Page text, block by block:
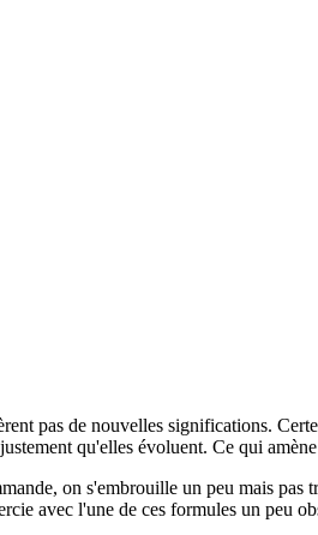
pas de nouvelles significations.
qu'elles évoluent. Ce qui
on s'embrouille un peu mais pas
avec l'une de ces formules un peu